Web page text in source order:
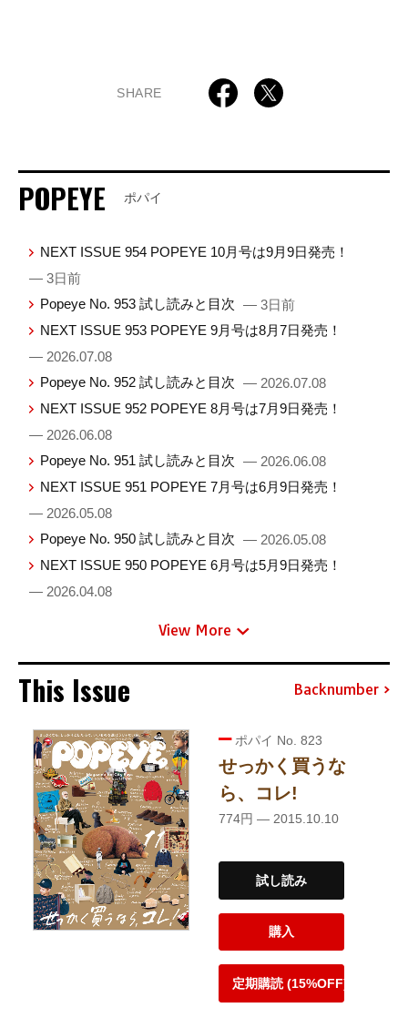
SHARE
POPEYE ポパイ
NEXT ISSUE 954 POPEYE 10月号は9月9日発売！
— 3日前
Popeye No. 953 試し読みと目次 — 3日前
NEXT ISSUE 953 POPEYE 9月号は8月7日発売！
— 2026.07.08
Popeye No. 952 試し読みと目次 — 2026.07.08
NEXT ISSUE 952 POPEYE 8月号は7月9日発売！
— 2026.06.08
Popeye No. 951 試し読みと目次 — 2026.06.08
NEXT ISSUE 951 POPEYE 7月号は6月9日発売！
— 2026.05.08
Popeye No. 950 試し読みと目次 — 2026.05.08
NEXT ISSUE 950 POPEYE 6月号は5月9日発売！
— 2026.04.08
View More
This Issue Backnumber
ポパイ No. 823
せっかく買うな
ら、コレ!
774円 — 2015.10.10
試し読み
購入
定期購読 (15%OFF)